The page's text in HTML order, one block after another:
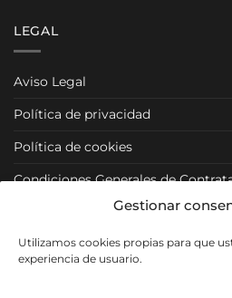
Gestionar
Utilizamos cookies propias para que
experiencia de usuario.
LEGAL
Aviso Legal
Política de privacidad
Política de cookies
Condiciones Generales de
Condiciones Particulares
Política de Venta y Cancelación/